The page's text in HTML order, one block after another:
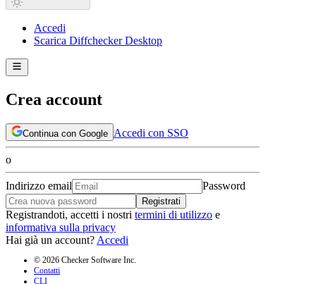
Accedi
Scarica Diffchecker Desktop
Crea account
Continua con Google Accedi con SSO
o
Indirizzo email Password
Registrati
Registrandoti, accetti i nostri termini di utilizzo e
informativa sulla privacy
Hai già un account? Accedi
© 2026 Checker Software Inc.
Contatti
CLI